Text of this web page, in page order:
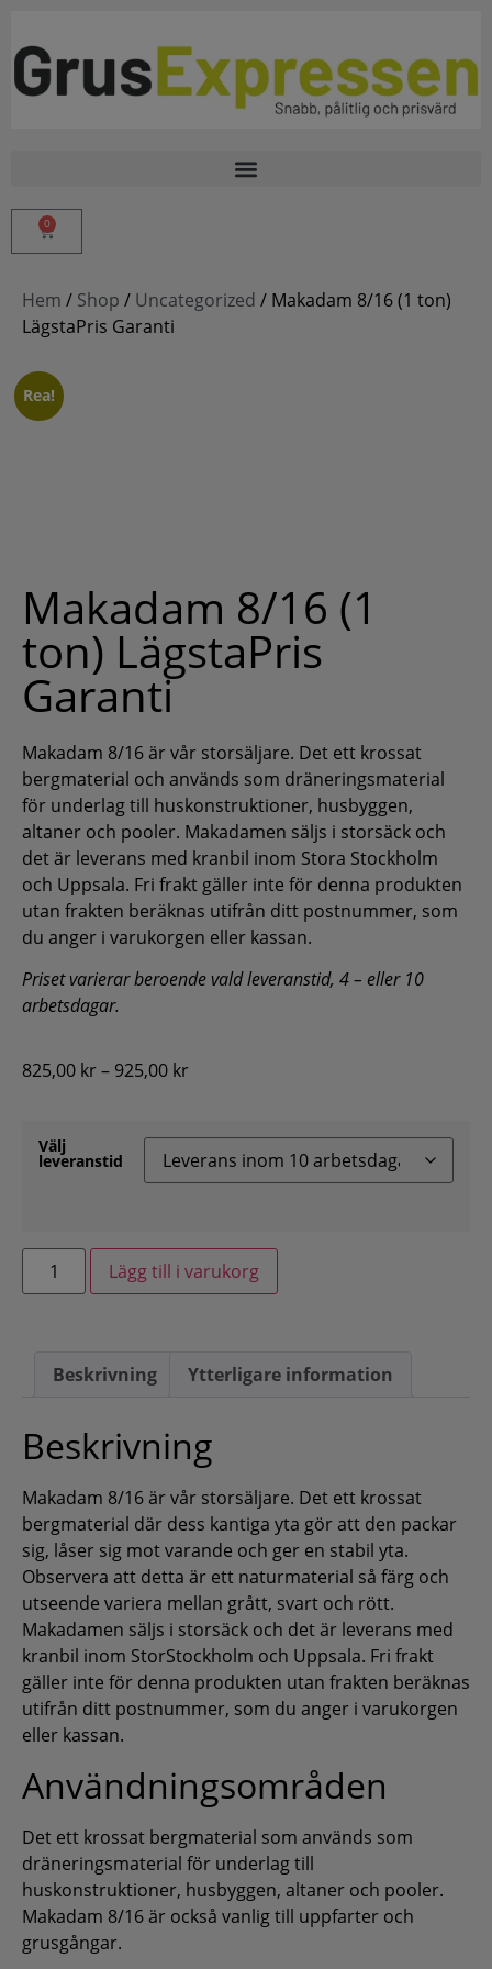
0
Hem / Shop / Uncategorized / Makadam 8/16 (1 ton)
LägstaPris Garanti
Rea!
Makadam 8/16 (1
ton) LägstaPris
Garanti
Makadam 8/16 är vår storsäljare. Det ett krossat
bergmaterial och används som dräneringsmaterial
för underlag till huskonstruktioner, husbyggen,
altaner och pooler. Makadamen säljs i storsäck och
det är leverans med kranbil inom Stora Stockholm
och Uppsala. Fri frakt gäller inte för denna produkten
utan frakten beräknas utifrån ditt postnummer, som
du anger i varukorgen eller kassan.
Priset varierar beroende vald leveranstid, 4 – eller 10
arbetsdagar.
825,00 kr– 925,00 kr
Välj
leveranstid
Lägg till i varukorg
Beskrivning Ytterligare information
Beskrivning
Makadam 8/16 är vår storsäljare. Det ett krossat
bergmaterial där dess kantiga yta gör att den packar
sig, låser sig mot varande och ger en stabil yta.
Observera att detta är ett naturmaterial så färg och
utseende variera mellan grått, svart och rött.
Makadamen säljs i storsäck och det är leverans med
kranbil inom StorStockholm och Uppsala. Fri frakt
gäller inte för denna produkten utan frakten beräknas
utifrån ditt postnummer, som du anger i varukorgen
eller kassan.
Användningsområden
Det ett krossat bergmaterial som används som
dräneringsmaterial för underlag till
huskonstruktioner, husbyggen, altaner och pooler.
Makadam 8/16 är också vanlig till uppfarter och
grusgångar.